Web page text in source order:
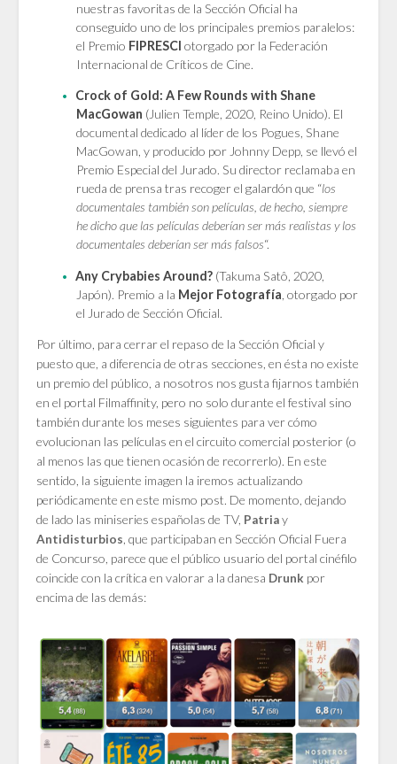
nuestras favoritas de la Sección Oficial ha
conseguido uno de los principales premios paralelos:
el Premio FIPRESCI otorgado por la Federación
Internacional de Críticos de Cine.
Crock of Gold: A Few Rounds with Shane
MacGowan (Julien Temple, 2020, Reino Unido). El
documental dedicado al líder de los Pogues, Shane
MacGowan, y producido por Johnny Depp, se llevó el
Premio Especial del Jurado. Su director reclamaba en
rueda de prensa tras recoger el galardón que “los
documentales también son películas, de hecho, siempre
he dicho que las películas deberían ser más realistas y los
documentales deberían ser más falsos“.
Any Crybabies Around? (Takuma Satô, 2020,
Japón). Premio a la Mejor Fotografía , otorgado por
el Jurado de Sección Oficial.
Por último, para cerrar el repaso de la Sección Oficial y
puesto que, a diferencia de otras secciones, en ésta no existe
un premio del público, a nosotros nos gusta fijarnos también
en el portal Filmaffinity, pero no solo durante el festival sino
también durante los meses siguientes para ver cómo
evolucionan las películas en el circuito comercial posterior (o
al menos las que tienen ocasión de recorrerlo). En este
sentido, la siguiente imagen la iremos actualizando
periódicamente en este mismo post. De momento, dejando
de lado las miniseries españolas de TV, Patriay
Antidisturbios , que participaban en Sección Oficial Fuera
de Concurso, parece que el público usuario del portal cinéfilo
coincide con la crítica en valorar a la danesa Drunk por
encima de las demás: